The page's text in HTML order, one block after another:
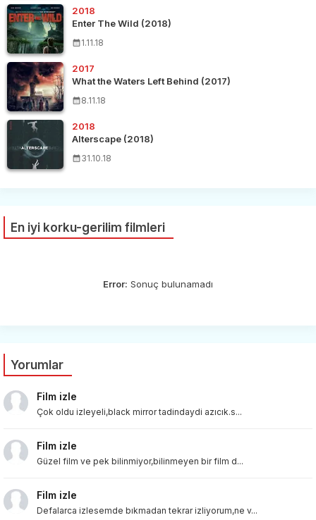
2018
Enter The Wild (2018)
1.11.18
2017
What the Waters Left Behind (2017)
8.11.18
2018
Alterscape (2018)
31.10.18
En iyi korku-gerilim filmleri
Error: Sonuç bulunamadı
Yorumlar
Film izle
Çok oldu izleyeli,black mirror tadindaydi azıcık.s...
Film izle
Güzel film ve pek bilinmiyor,bilinmeyen bir film d...
Film izle
Defalarca izlesemde bıkmadan tekrar izliyorum,ne v...